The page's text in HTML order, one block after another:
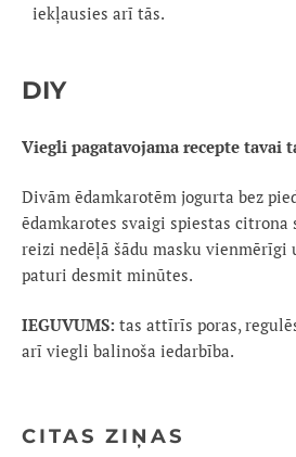
iekļausies arī tās.
DIY
Viegli pagatavojama recepte tavai
Divām ēdamkarotēm jogurta bez
ēdamkarotes svaigi spiestas citrona
reizi nedēļā šādu masku vienmērīgi
paturi desmit minūtes.
IEGUVUMS: tas attīrīs poras,
arī viegli balinoša iedarbība.
CITAS ZIŅAS